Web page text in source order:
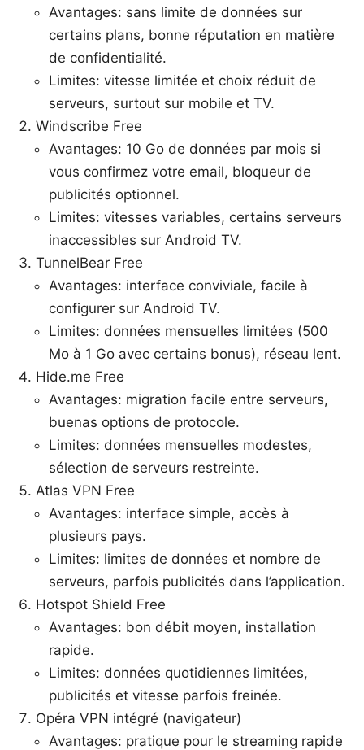
Avantages: sans limite de données sur
certains plans, bonne réputation en matière
de confidentialité.
Limites: vitesse limitée et choix réduit de
serveurs, surtout sur mobile et TV.
Windscribe Free
Avantages: 10 Go de données par mois si
vous confirmez votre email, bloqueur de
publicités optionnel.
Limites: vitesses variables, certains serveurs
inaccessibles sur Android TV.
TunnelBear Free
Avantages: interface conviviale, facile à
configurer sur Android TV.
Limites: données mensuelles limitées (500
Mo à 1 Go avec certains bonus), réseau lent.
Hide.me Free
Avantages: migration facile entre serveurs,
buenas options de protocole.
Limites: données mensuelles modestes,
sélection de serveurs restreinte.
Atlas VPN Free
Avantages: interface simple, accès à
plusieurs pays.
Limites: limites de données et nombre de
serveurs, parfois publicités dans l’application.
Hotspot Shield Free
Avantages: bon débit moyen, installation
rapide.
Limites: données quotidiennes limitées,
publicités et vitesse parfois freinée.
Opéra VPN intégré (navigateur)
Avantages: pratique pour le streaming rapide